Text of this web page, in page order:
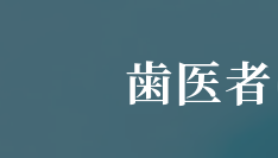
歯医